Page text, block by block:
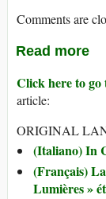
Comments are
Read more
Click here to go
article:
ORIGINAL
(Italiano) In
(Français)
Lumières »